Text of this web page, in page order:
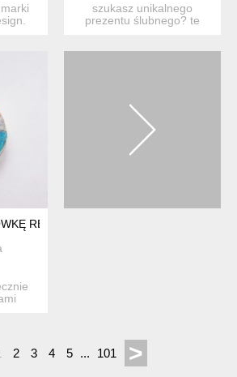
szukasz unikalnego
prezentu ślubnego? te
RĘCZNIE MALOWANY NA DREWNIE
2 3 4 5 ... 101 >